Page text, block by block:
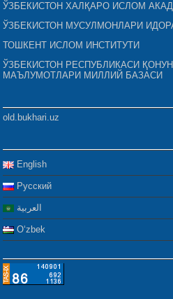
ЎЗБЕКИСТОН ХАЛҚАРО ИСЛОМ
ЎЗБЕКИСТОН МУСУЛМОНЛАРИ
ТОШКЕНТ ИСЛОМ ИНСТИТУТИ
ЎЗБЕКИСТОН РЕСПУБЛИКАСИ
МАЪЛУМОТЛАРИ МИЛЛИЙ БАЗАСИ
old.bukhari.uz
English
Русский
العربية
Oʻzbek